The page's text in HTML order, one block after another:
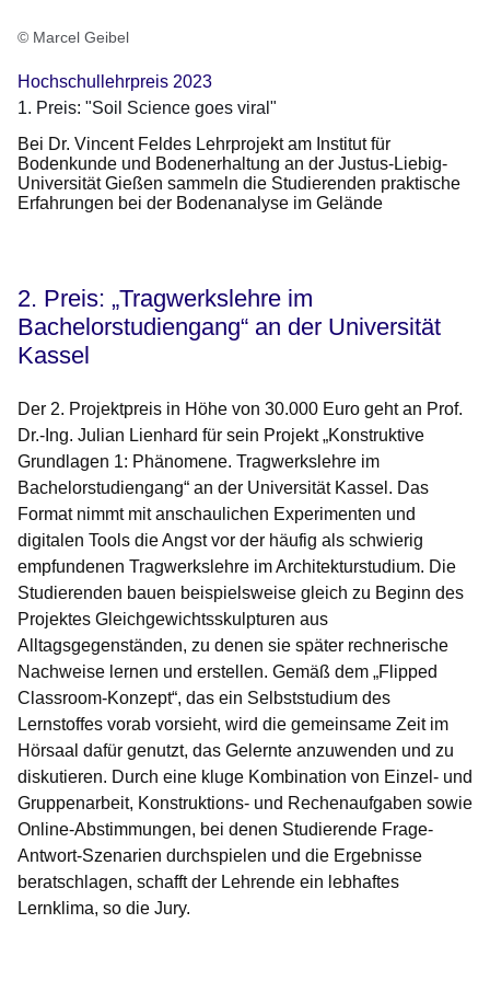
© Marcel Geibel
Hochschullehrpreis 2023
1. Preis: "Soil Science goes viral"
Bei Dr. Vincent Feldes Lehrprojekt am Institut für
Bodenkunde und Bodenerhaltung an der Justus-Liebig-
Universität Gießen sammeln die Studierenden praktische
Erfahrungen bei der Bodenanalyse im Gelände
2. Preis: „Tragwerkslehre im
Bachelorstudiengang“ an der Universität
Kassel
Der 2. Projektpreis in Höhe von 30.000 Euro geht an Prof.
Dr.-Ing. Julian Lienhard für sein Projekt „Konstruktive
Grundlagen 1: Phänomene. Tragwerkslehre im
Bachelorstudiengang“ an der Universität Kassel. Das
Format nimmt mit anschaulichen Experimenten und
digitalen Tools die Angst vor der häufig als schwierig
empfundenen Tragwerkslehre im Architekturstudium. Die
Studierenden bauen beispielsweise gleich zu Beginn des
Projektes Gleichgewichtsskulpturen aus
Alltagsgegenständen, zu denen sie später rechnerische
Nachweise lernen und erstellen. Gemäß dem „Flipped
Classroom-Konzept“, das ein Selbststudium des
Lernstoffes vorab vorsieht, wird die gemeinsame Zeit im
Hörsaal dafür genutzt, das Gelernte anzuwenden und zu
diskutieren. Durch eine kluge Kombination von Einzel- und
Gruppenarbeit, Konstruktions- und Rechenaufgaben sowie
Online-Abstimmungen, bei denen Studierende Frage-
Antwort-Szenarien durchspielen und die Ergebnisse
beratschlagen, schafft der Lehrende ein lebhaftes
Lernklima, so die Jury.